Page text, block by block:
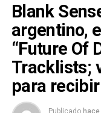
Blank
argentino,
“Future Of
Tracklists;
para
Publicado